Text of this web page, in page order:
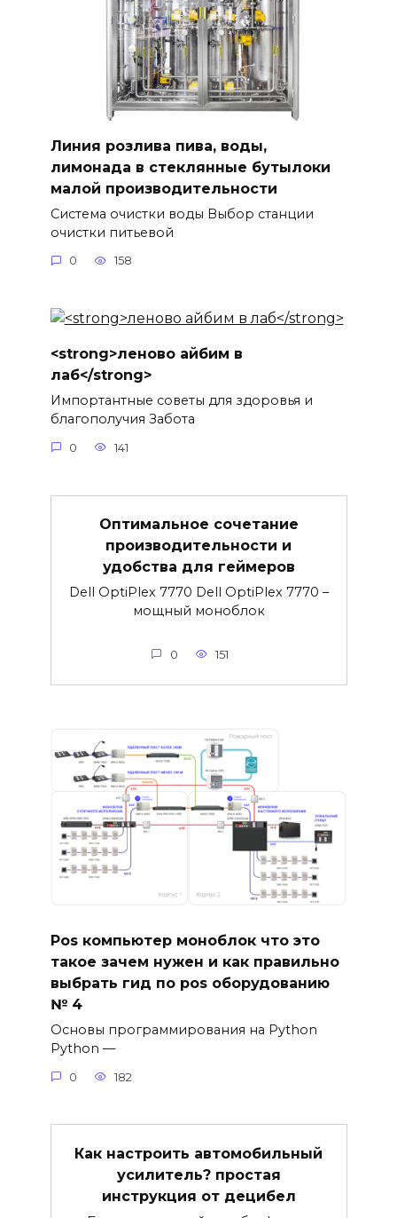
Линия розлива пива, воды,
лимонада в стеклянные бутылоки
малой производительности
Система очистки воды Выбор станции
очистки питьевой
0 158
<strong>леново айбим в
лаб</strong>
Импортантные советы для здоровья и
благополучия Забота
0 141
Оптимальное сочетание
производительности и
удобства для геймеров
Dell OptiPlex 7770 Dell OptiPlex 7770 –
мощный моноблок
0 151
Pos компьютер моноблок что это
такое зачем нужен и как правильно
выбрать гид по pos оборудованию
№ 4
Основы программирования на Python
Python —
0 182
Как настроить автомобильный
усилитель? простая
инструкция от децибел